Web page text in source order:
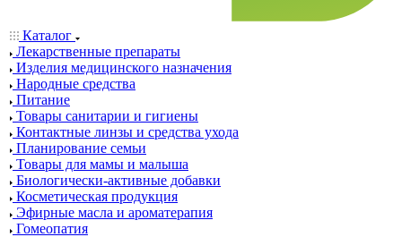
Каталог
Лекарственные препараты
Изделия медицинского назначения
Народные средства
Питание
Товары санитарии и гигиены
Контактные линзы и средства ухода
Планирование семьи
Товары для мамы и малыша
Биологически-активные добавки
Косметическая продукция
Эфирные масла и ароматерапия
Гомеопатия